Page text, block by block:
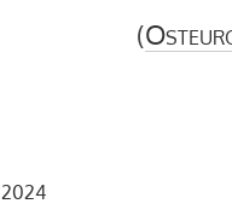
(
2024